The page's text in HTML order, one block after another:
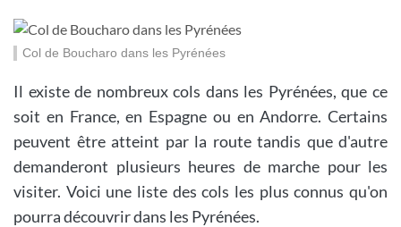
Col de Boucharo dans les Pyrénées
Il existe de nombreux cols dans les Pyrénées, que ce
soit en France, en Espagne ou en Andorre. Certains
peuvent être atteint par la route tandis que d'autre
demanderont plusieurs heures de marche pour les
visiter. Voici une liste des cols les plus connus qu'on
pourra découvrir dans les Pyrénées.